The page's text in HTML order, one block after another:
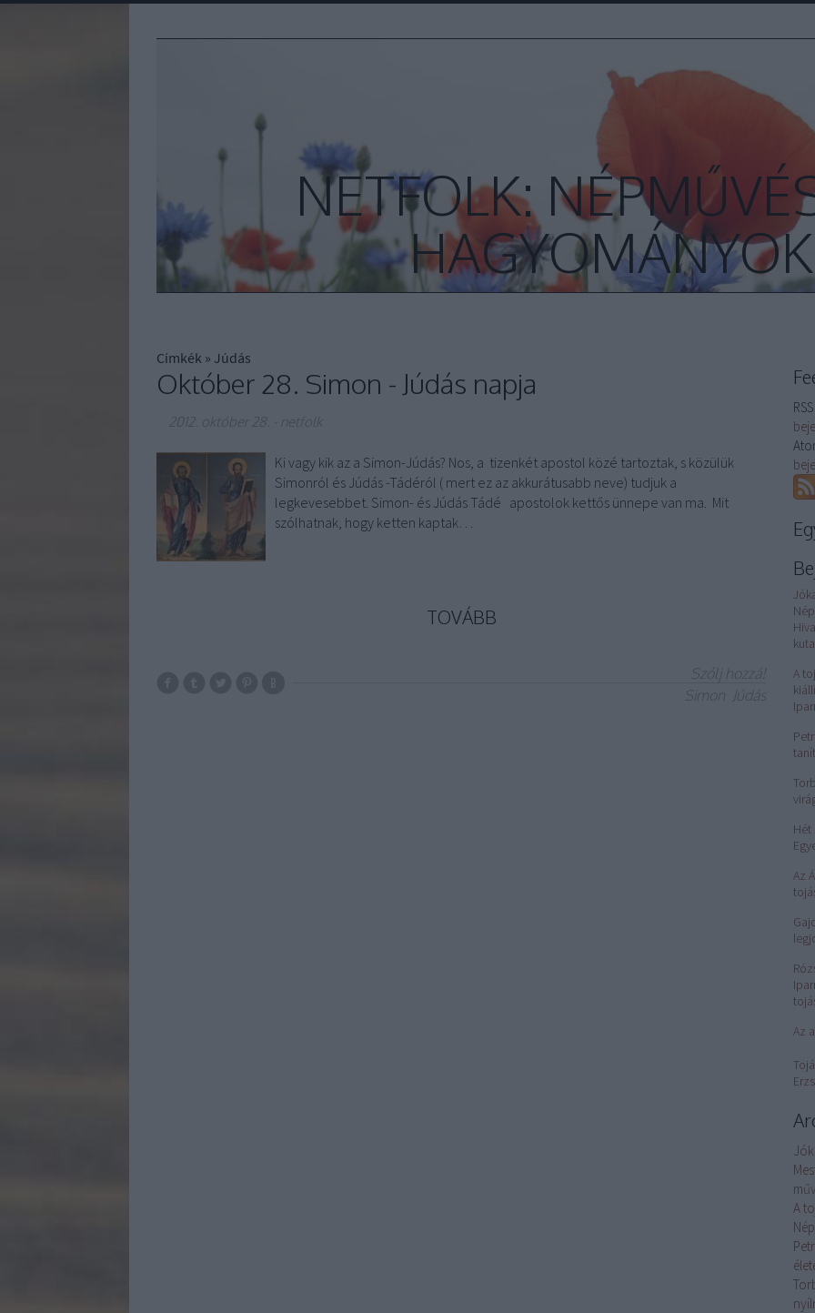
NETFOLK:
HAGYOMÁNYOK
Címkék » Júdás
Október 28. Simon - Júdás napja
2012. október 28. netfolk
Ki vagy kik az a Simon-Júdás? Nos, a tizenkét apostol közé tartoztak, s közülük
Simonról és Júdás -Tádéról ( mert ez az akkurátusabb neve) tudjuk a
legkevesebbet. Simon- és Júdás Tádé apostolok kettős ünnepe van ma. Mit
szólhatnak, hogy ketten kaptak…
TOVÁBB
Szólj hozzá!
Simon Júdás
A
Hét
Az
Az
A